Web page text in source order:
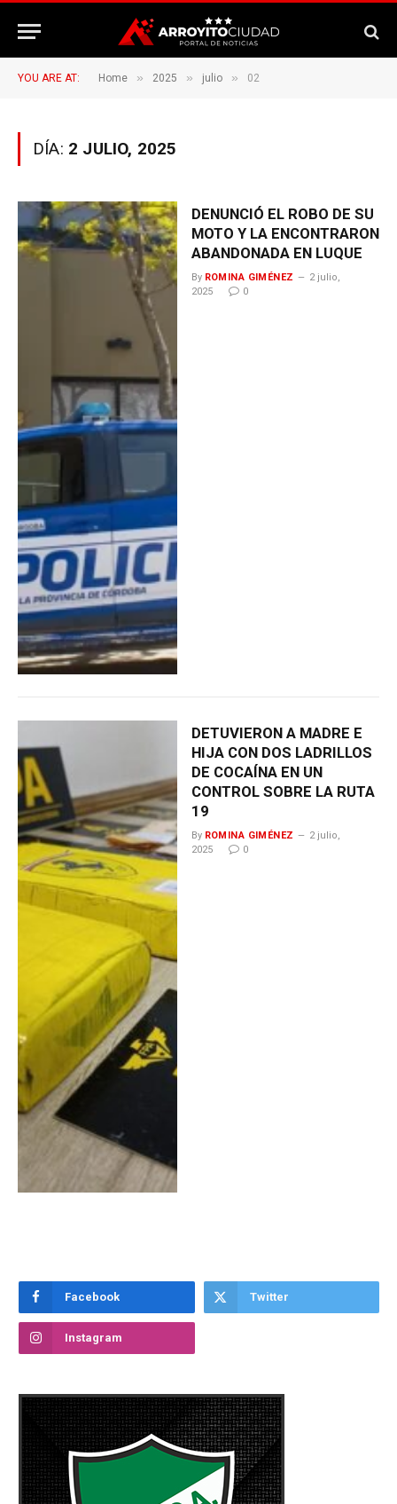
YOU ARE AT: Home » 2025 » julio » 02
DÍA: 2 JULIO, 2025
DENUNCIÓ EL ROBO DE SU
MOTO Y LA ENCONTRARON
ABANDONADA EN LUQUE
By ROMINA GIMÉNEZ
2 julio,
2025
0
DETUVIERON A MADRE E
HIJA CON DOS LADRILLOS
DE COCAÍNA EN UN
CONTROL SOBRE LA RUTA
19
By ROMINA GIMÉNEZ
2 julio,
2025
0
Facebook Twitter
Instagram